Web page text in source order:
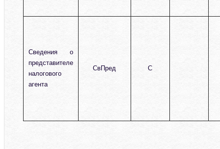
Сведения о
представителе
налогового
агента
СвПред С